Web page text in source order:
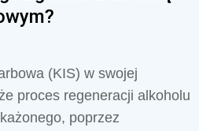
(KIS) w swojej
proces regeneracji alkoholu
poprzez